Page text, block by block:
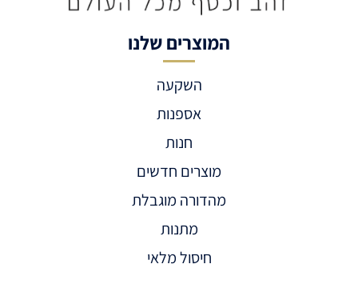
המוצרים שלנו
השקעה
אספנות
חנות
מוצרים חדשים
מהדורה מוגבלת
מתנות
חיסול מלאי